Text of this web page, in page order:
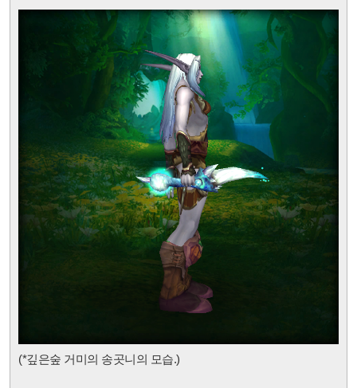
(*깊은숲 거미의 송곳니의 모습.)